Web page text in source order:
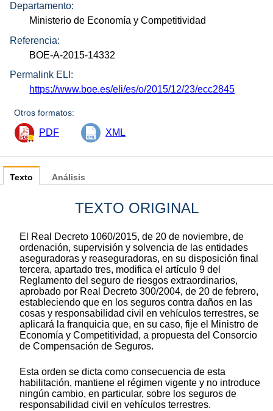
Departamento:
Ministerio de Economía y Competitividad
Referencia:
BOE-A-2015-14332
Permalink ELI:
https://www.boe.es/eli/es/o/2015/12/23/ecc2845
Otros formatos:
PDF XML
Texto
TEXTO ORIGINAL
El Real Decreto 1060/2015, de 20 de noviembre, de
ordenación, supervisión y solvencia de las entidades
aseguradoras y reaseguradoras, en su disposición final
tercera, apartado tres, modifica el artículo 9 del
Reglamento del seguro de riesgos extraordinarios,
aprobado por Real Decreto 300/2004, de 20 de febrero,
estableciendo que en los seguros contra daños en las
cosas y responsabilidad civil en vehículos terrestres, se
aplicará la franquicia que, en su caso, fije el Ministro de
Economía y Competitividad, a propuesta del Consorcio
de Compensación de Seguros.
Esta orden se dicta como consecuencia de esta
habilitación, mantiene el régimen vigente y no introduce
ningún cambio, en particular, sobre los seguros de
responsabilidad civil en vehículos terrestres.
Análisis